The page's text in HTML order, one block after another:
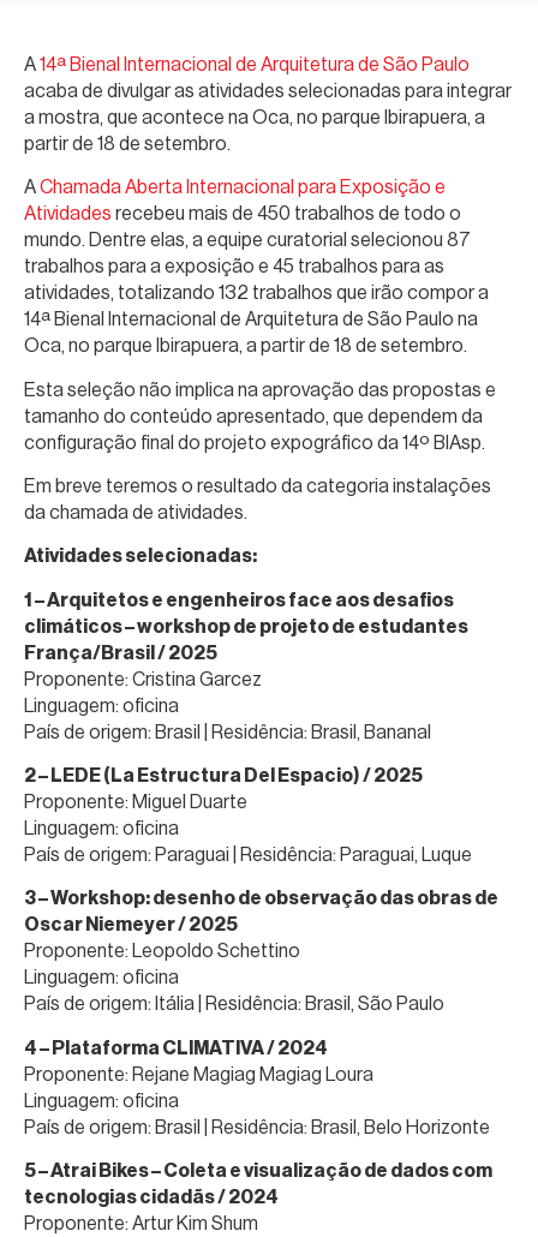
A14ª Bienal Internacional de Arquitetura de São Paulo
acaba de divulgar as atividades selecionadas para integrar
a mostra, que acontece na Oca, no parque Ibirapuera, a
partir de 18 de setembro.
AChamada Aberta Internacional para Exposição e
Atividades recebeu mais de 450 trabalhos de todo o
mundo. Dentre elas, a equipe curatorial selecionou 87
trabalhos para a exposição e 45 trabalhos para as
atividades, totalizando 132 trabalhos que irão compor a
14ª Bienal Internacional de Arquitetura de São Paulo na
Oca, no parque Ibirapuera, a partir de 18 de setembro.
Esta seleção não implica na aprovação das propostas e
tamanho do conteúdo apresentado, que dependem da
configuração final do projeto expográfico da 14º BIAsp.
Em breve teremos o resultado da categoria instalações
da chamada de atividades.
Atividades selecionadas:
1 – Arquitetos e engenheiros face aos desafios
climáticos – workshop de projeto de estudantes
França/Brasil / 2025
Proponente: Cristina Garcez
Linguagem: oficina
País de origem: Brasil | Residência: Brasil, Bananal
2 – LEDE (La Estructura Del Espacio) / 2025
Proponente: Miguel Duarte
Linguagem: oficina
País de origem: Paraguai | Residência: Paraguai, Luque
3 – Workshop: desenho de observação das obras de
Oscar Niemeyer / 2025
Proponente: Leopoldo Schettino
Linguagem: oficina
País de origem: Itália | Residência: Brasil, São Paulo
4 – Plataforma CLIMATIVA / 2024
Proponente: Rejane Magiag Magiag Loura
Linguagem: oficina
País de origem: Brasil | Residência: Brasil, Belo Horizonte
5 – Atrai Bikes – Coleta e visualização de dados com
tecnologias cidadãs / 2024
Proponente: Artur Kim Shum